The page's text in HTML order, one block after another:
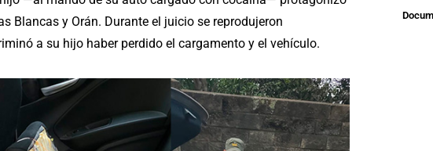
Blancas y Orán. Durante el juicio se reprodujeron
a su hijo haber perdido el cargamento y el vehículo.